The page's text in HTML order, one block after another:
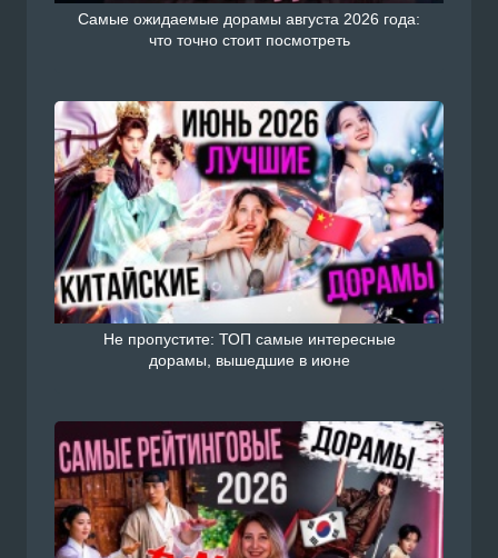
Самые ожидаемые дорамы августа 2026 года:
что точно стоит посмотреть
Не пропустите: ТОП самые интересные
дорамы, вышедшие в июне